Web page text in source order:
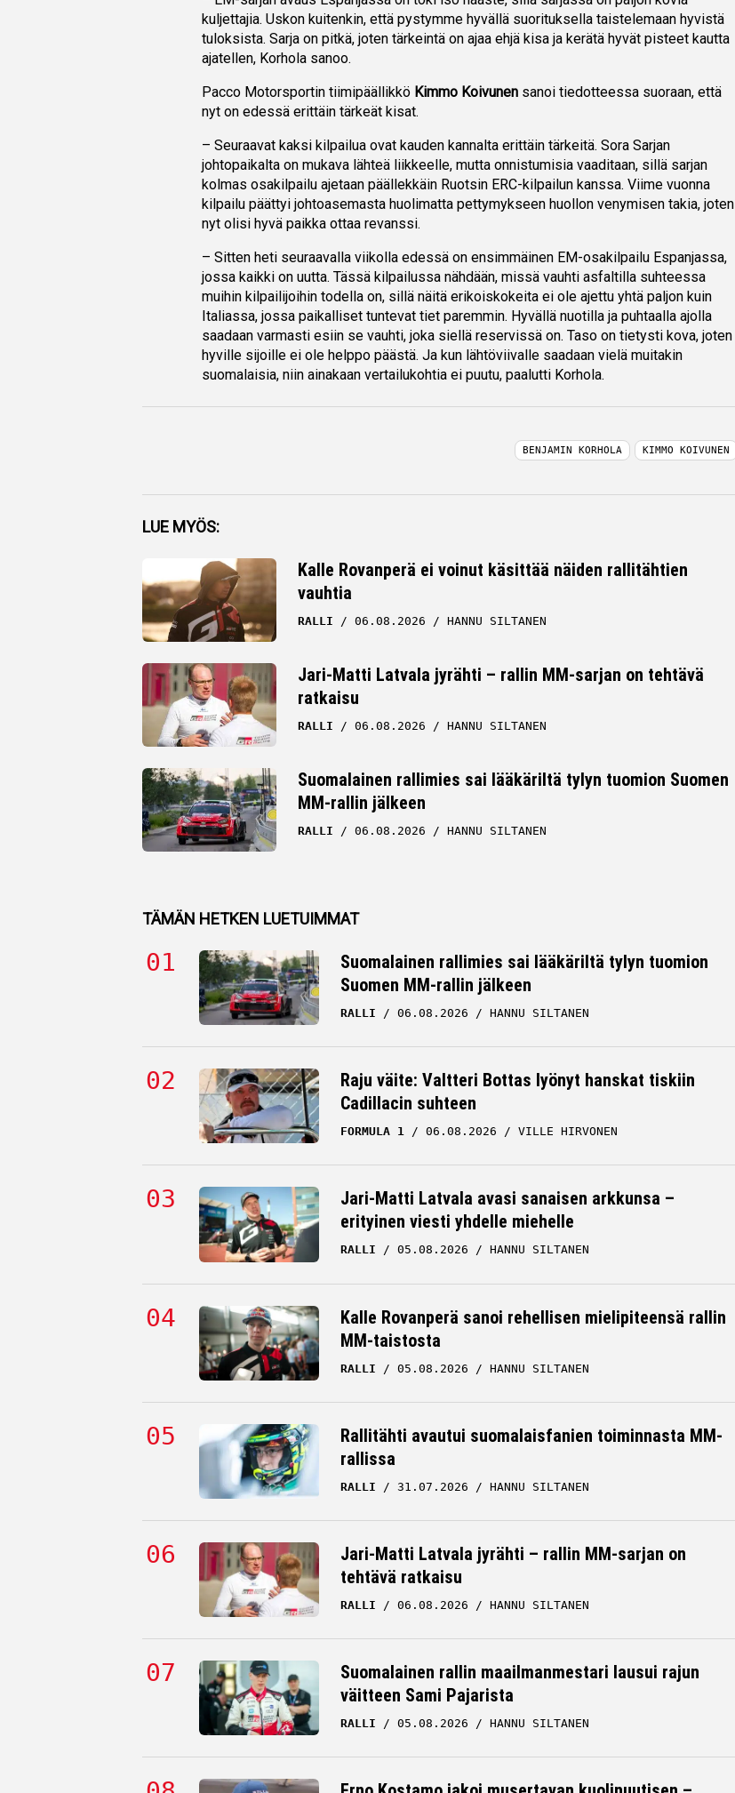
kuljettajia. Uskon kuitenkin, että pystymme hyvällä suorituksella taistelemaan hyvistä
tuloksista. Sarja on pitkä, joten tärkeintä on ajaa ehjä kisa ja kerätä hyvät pisteet kautta
ajatellen, Korhola sanoo.
Pacco Motorsportin tiimipäällikkö Kimmo Koivunen sanoi tiedotteessa suoraan, että
nyt on edessä erittäin tärkeät kisat.
– Seuraavat kaksi kilpailua ovat kauden kannalta erittäin tärkeitä. Sora Sarjan
johtopaikalta on mukava lähteä liikkeelle, mutta onnistumisia vaaditaan, sillä sarjan
kolmas osakilpailu ajetaan päällekkäin Ruotsin ERC-kilpailun kanssa. Viime vuonna
kilpailu päättyi johtoasemasta huolimatta pettymykseen huollon venymisen takia, joten
nyt olisi hyvä paikka ottaa revanssi.
– Sitten heti seuraavalla viikolla edessä on ensimmäinen EM-osakilpailu Espanjassa,
jossa kaikki on uutta. Tässä kilpailussa nähdään, missä vauhti asfaltilla suhteessa
muihin kilpailijoihin todella on, sillä näitä erikoiskokeita ei ole ajettu yhtä paljon kuin
Italiassa, jossa paikalliset tuntevat tiet paremmin. Hyvällä nuotilla ja puhtaalla ajolla
saadaan varmasti esiin se vauhti, joka siellä reservissä on. Taso on tietysti kova, joten
hyville sijoille ei ole helppo päästä. Ja kun lähtöviivalle saadaan vielä muitakin
suomalaisia, niin ainakaan vertailukohtia ei puutu, paalutti Korhola.
Facebook
Whatsapp
BENJAMIN KORHOLA KIMMO KOIVUNEN
LUE MYÖS:
Kalle Rovanperä ei voinut käsittää näiden rallitähtien
vauhtia
RALLI 06.08.2026 HANNU SILTANEN
Jari-Matti Latvala jyrähti – rallin MM-sarjan on tehtävä
ratkaisu
RALLI 06.08.2026 HANNU SILTANEN
Suomalainen rallimies sai lääkäriltä tylyn tuomion Suomen
MM-rallin jälkeen
RALLI 06.08.2026 HANNU SILTANEN
TÄMÄN HETKEN LUETUIMMAT
Suomalainen rallimies sai lääkäriltä tylyn tuomion
Suomen MM-rallin jälkeen
RALLI 06.08.2026 HANNU SILTANEN
Raju väite: Valtteri Bottas lyönyt hanskat tiskiin
Cadillacin suhteen
FORMULA 1 06.08.2026 VILLE HIRVONEN
Jari-Matti Latvala avasi sanaisen arkkunsa –
erityinen viesti yhdelle miehelle
RALLI 05.08.2026 HANNU SILTANEN
Kalle Rovanperä sanoi rehellisen mielipiteensä rallin
MM-taistosta
RALLI 05.08.2026 HANNU SILTANEN
Rallitähti avautui suomalaisfanien toiminnasta MM-
rallissa
RALLI 31.07.2026 HANNU SILTANEN
Jari-Matti Latvala jyrähti – rallin MM-sarjan on
tehtävä ratkaisu
RALLI 06.08.2026 HANNU SILTANEN
Suomalainen rallin maailmanmestari lausui rajun
väitteen Sami Pajarista
RALLI 05.08.2026 HANNU SILTANEN